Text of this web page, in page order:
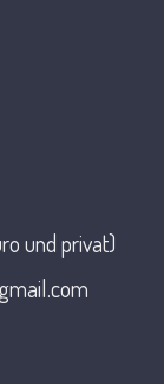
und privat)